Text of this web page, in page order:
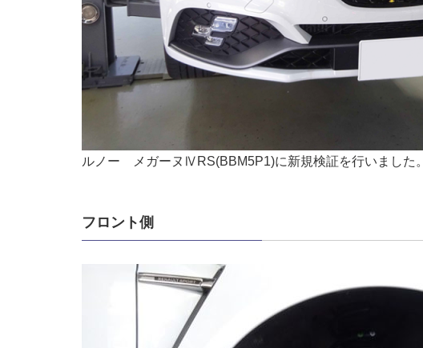
ルノー メガーヌⅣRS(BBM5P1)に新規検証を行いました。
フロント側